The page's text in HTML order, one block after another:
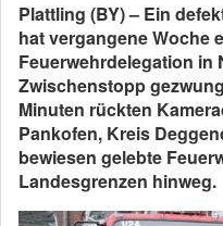
Plattling (BY) – Ein
hat vergangene Woche
Feuerwehrdelegation in
Zwischenstopp
Minuten rückten
Pankofen, Kreis
bewiesen gelebte
Landesgrenzen hinweg.